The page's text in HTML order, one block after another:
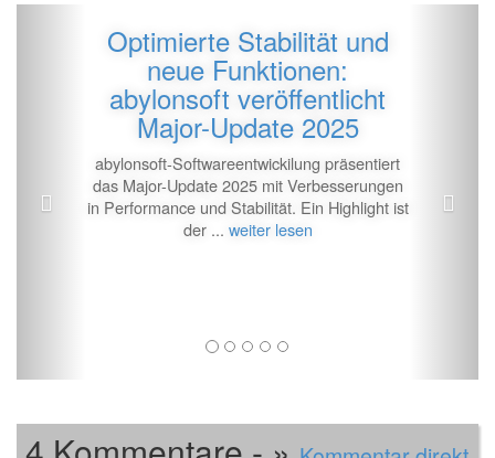
Optimierte Stabilität und
neue Funktionen:
abylonsoft veröffentlicht
Major-Update 2025
abylonsoft-Softwareentwickilung präsentiert
das Major-Update 2025 mit Verbesserungen
in Performance und Stabilität. Ein Highlight ist
der ... weiter lesen